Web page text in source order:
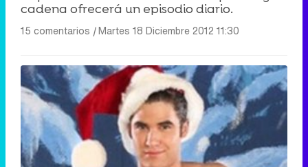
cadena ofrecerá un episodio diario.
15 comentarios |Martes 18 Diciembre 2012 11:30